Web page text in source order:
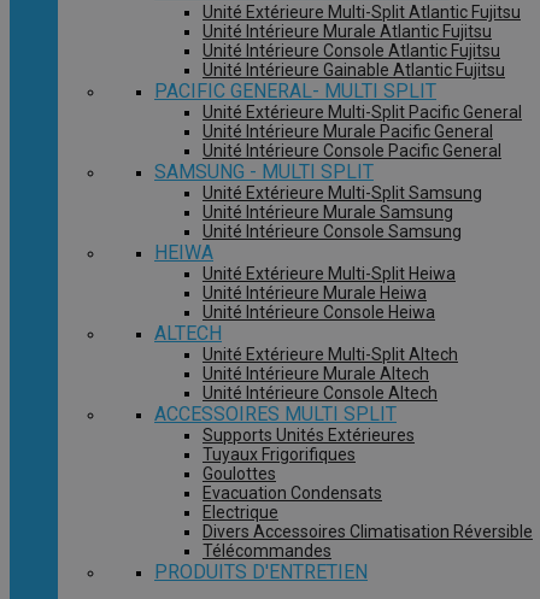
Unité Extérieure Multi-Split Atlantic Fujitsu
Unité Intérieure Murale Atlantic Fujitsu
Unité Intérieure Console Atlantic Fujitsu
Unité Intérieure Gainable Atlantic Fujitsu
PACIFIC GENERAL- MULTI SPLIT
Unité Extérieure Multi-Split Pacific General
Unité Intérieure Murale Pacific General
Unité Intérieure Console Pacific General
SAMSUNG - MULTI SPLIT
Unité Extérieure Multi-Split Samsung
Unité Intérieure Murale Samsung
Unité Intérieure Console Samsung
HEIWA
Unité Extérieure Multi-Split Heiwa
Unité Intérieure Murale Heiwa
Unité Intérieure Console Heiwa
ALTECH
Unité Extérieure Multi-Split Altech
Unité Intérieure Murale Altech
Unité Intérieure Console Altech
ACCESSOIRES MULTI SPLIT
Supports Unités Extérieures
Tuyaux Frigorifiques
Goulottes
Evacuation Condensats
Electrique
Divers Accessoires Climatisation Réversible
Télécommandes
PRODUITS D'ENTRETIEN